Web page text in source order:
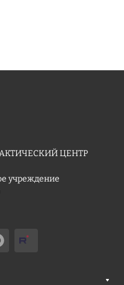
ЦЕНТР
учреждение